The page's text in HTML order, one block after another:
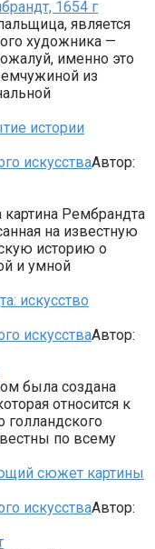
является
художника —
именно это
из
истории
искусстваАвтор:
Рембрандта
на известную
историю о
и умной
искусство
искусстваАвтор:
была создана
относится к
по всему
сюжет картины
искусстваАвтор: